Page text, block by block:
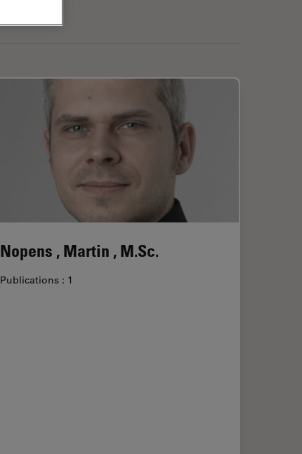
Nopens , Martin , M.Sc.
Publications : 1